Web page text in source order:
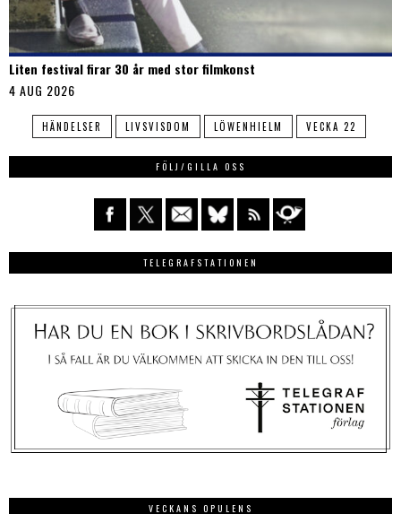
Liten festival firar 30 år med stor filmkonst
4 AUG 2026
HÄNDELSER LIVSVISDOM LÖWENHIELM VECKA 22
FÖLJ/GILLA OSS
TELEGRAFSTATIONEN
VECKANS OPULENS